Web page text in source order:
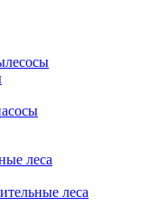
леса
леса